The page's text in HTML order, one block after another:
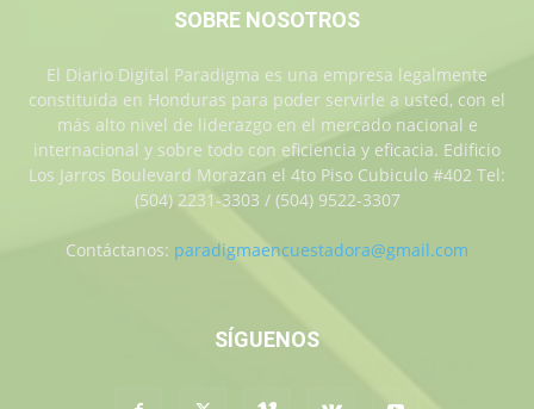
SOBRE NOSOTROS
El Diario Digital Paradigma es una empresa legalmente
constituida en Honduras para poder servirle a usted, con el
más alto nivel de liderazgo en el mercado nacional e
internacional y sobre todo con eficiencia y eficacia. Edificio
Los Jarros Boulevard Morazan el 4to Piso Cubiculo #402 Tel:
(504) 2231-3303 / (504) 9522-3307
Contáctanos: paradigmaencuestadora@gmail.com
SÍGUENOS